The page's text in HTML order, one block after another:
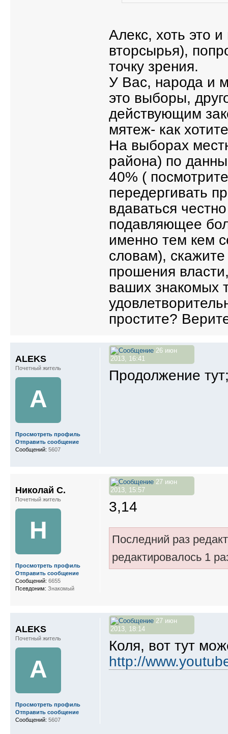
Алекс, хоть это
вторсырья),
точку зрения.
У Вас, народа и
это выборы,
действующим
мятеж- как
На выборах
района) по
40% (
передергивать
вдаваться
подавляющее
именно тем кем
словам), скажите
прошения
ваших знакомых
простите?
26 июн
2013, 16:41
Продолжение
ALEKS
Почетный житель
A
Просмотреть профиль
Отправить сообщение
Сообщений: 5607
27 июн
2013, 15:57
3,14
Последний раз
редактировалось 1
Николай С.
Почетный житель
Н
Просмотреть профиль
Отправить сообщение
Сообщений: 6655
Псевдоним: Знакомый
27 июн
2013, 18:14
Коля, вот тут
http://
ALEKS
Почетный житель
A
Просмотреть профиль
Отправить сообщение
Сообщений: 5607